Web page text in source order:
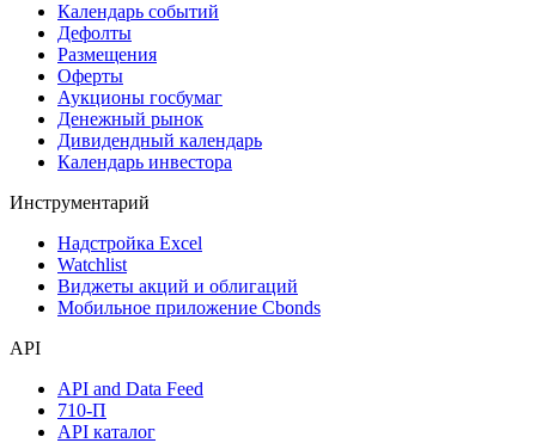
Календарь событий
Дефолты
Размещения
Оферты
Аукционы госбумаг
Денежный рынок
Дивидендный календарь
Календарь инвестора
Инструментарий
Надстройка Excel
Watchlist
Виджеты акций и облигаций
Мобильное приложение Cbonds
API
API and Data Feed
710-П
API каталог